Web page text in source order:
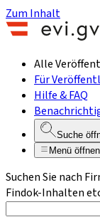
Zum Inhalt
Alle
Für
Hilfe & FAQ
Suche
Menü öffnen
Suchen Sie nach
Findok-Inhalten